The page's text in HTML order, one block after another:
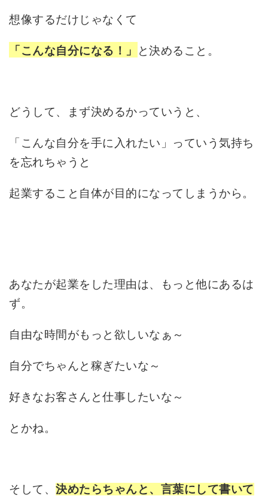
想像するだけじゃなくて
「こんな自分になる！」 と決めること。
どうして、まず決めるかっていうと、
「こんな自分を手に入れたい」っていう気持ち
を忘れちゃうと
起業すること自体が目的になってしまうから。
あなたが起業をした理由は、もっと他にあるは
ず。
自由な時間がもっと欲しいなぁ～
自分でちゃんと稼ぎたいな～
好きなお客さんと仕事したいな～
とかね。
そして、 決めたらちゃんと、言葉にして書いて